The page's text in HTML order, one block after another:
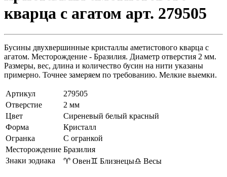
кварца с агатом арт. 279505
Бусины двухвершинные кристаллы аметистового кварца с
агатом. Месторождение - Бразилия. Диаметр отверстия 2 мм.
Размеры, вес, длина и количество бусин на нити указаны
примерно. Точнее замеряем по требованию. Мелкие выемки.
Артикул
279505
Отверстие
2 мм
Цвет
Сиреневый белый красный
Форма
Кристалл
Огранка
С огранкой
Месторождение Бразилия
Знаки зодиака
♈ Овен♊ Близнецы♎ Весы